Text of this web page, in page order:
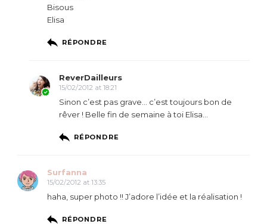
Bisous
Elisa
RÉPONDRE
ReverDailleurs
15/02/2012 at 18:21
Sinon c’est pas grave… c’est toujours bon de
rêver ! Belle fin de semaine à toi Elisa…
RÉPONDRE
Surfanna
15/02/2012 at 13:35
haha, super photo !! J’adore l’idée et la réalisation !
RÉPONDRE